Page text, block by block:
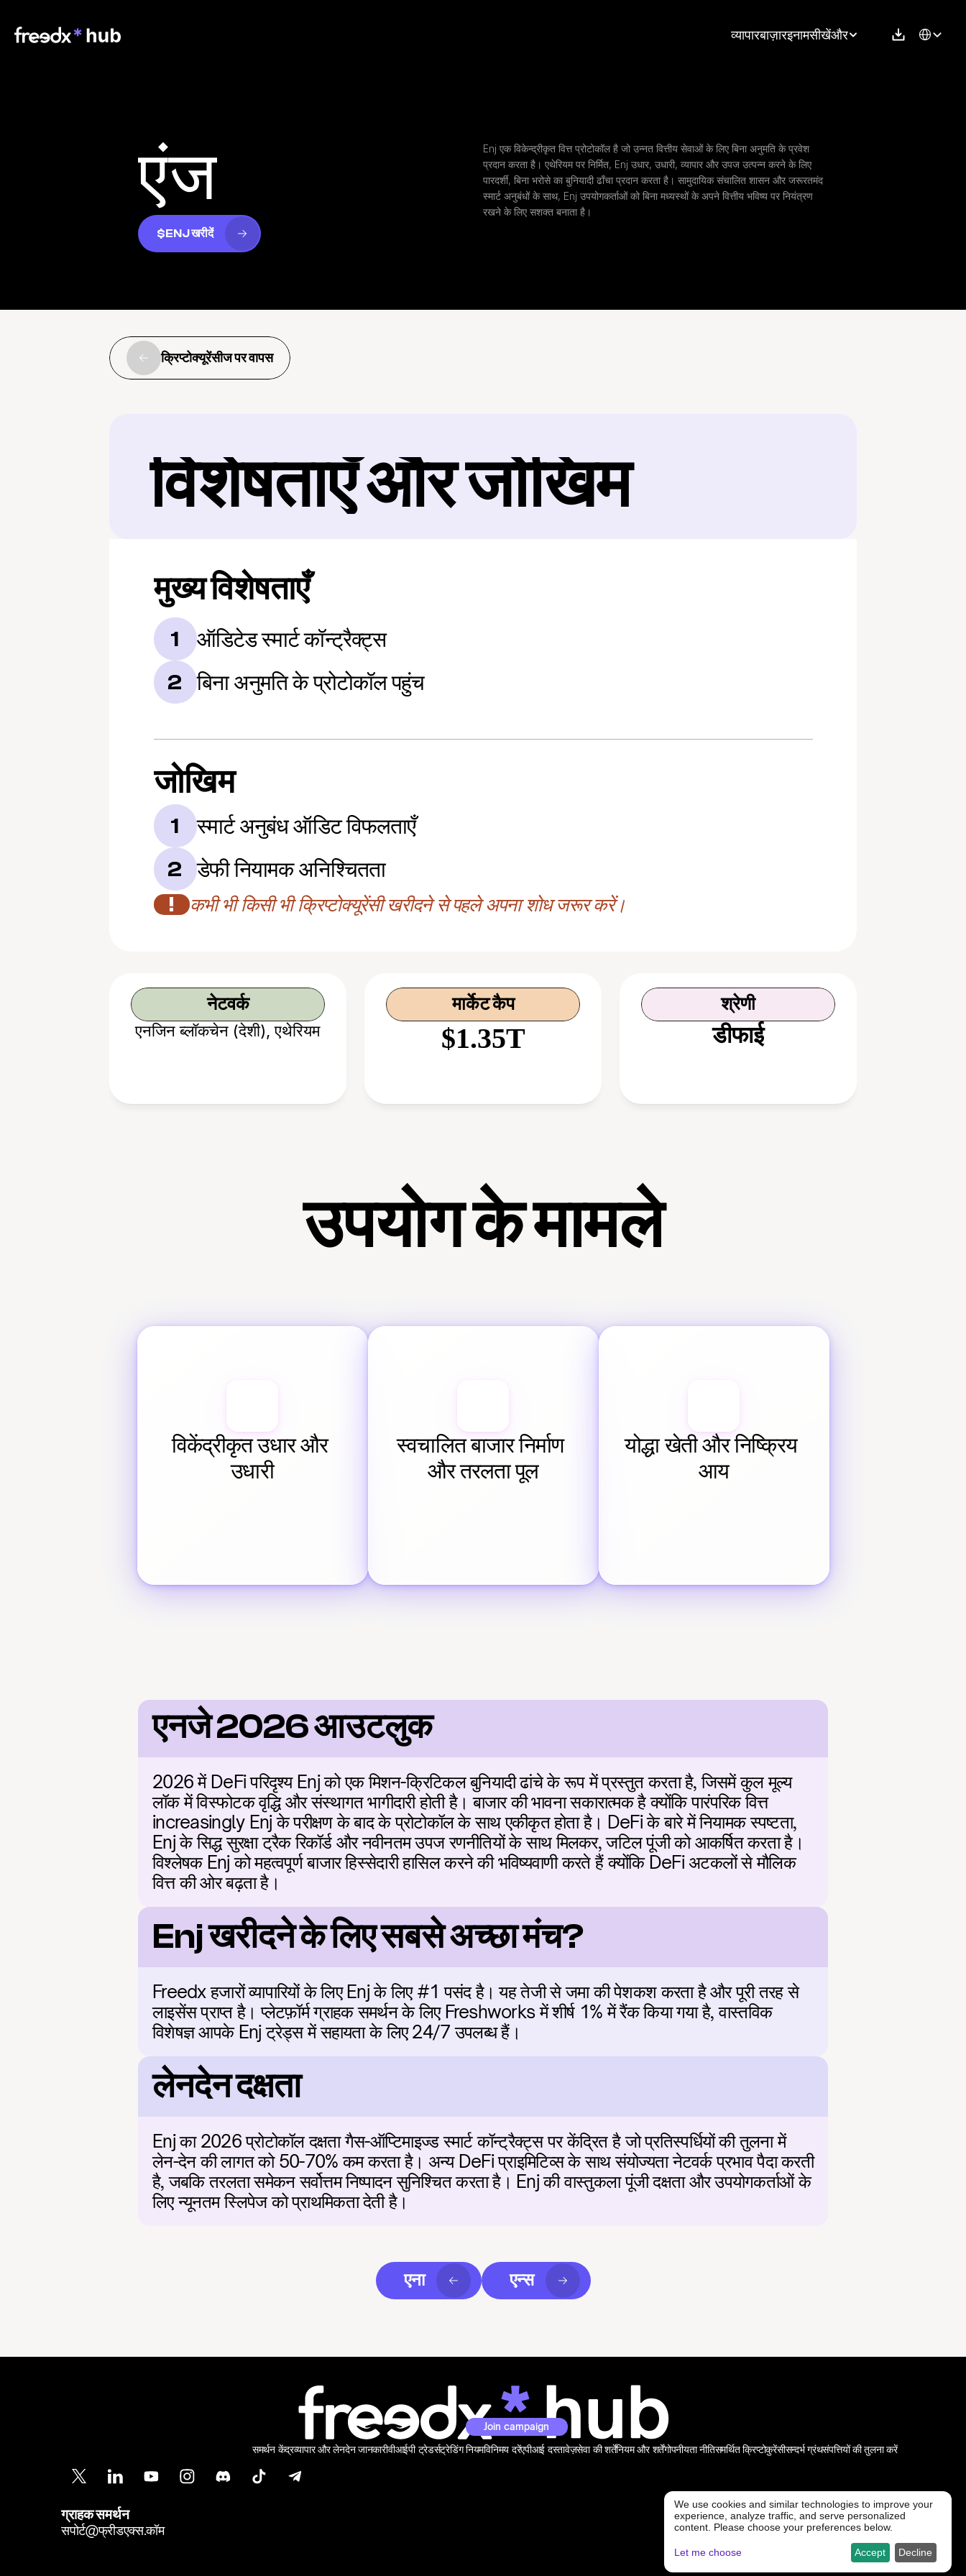
व्यापारबाज़ारइनामसीखेंऔर Select
एंज
$ENJ खरीदें
Enj एक विकेन्द्रीकृत वित्त प्रोटोकॉल है जो उन्नत वित्तीय सेवाओं के लिए बिना अनुमति के प्रवेश
प्रदान करता है। एथेरियम पर निर्मित, Enj उधार, उधारी, व्यापार और उपज उत्पन्न करने के लिए
पारदर्शी, बिना भरोसे का बुनियादी ढाँचा प्रदान करता है। सामुदायिक संचालित शासन और जरूरतमंद
स्मार्ट अनुबंधों के साथ, Enj उपयोगकर्ताओं को बिना मध्यस्थों के अपने वित्तीय भविष्य पर नियंत्रण
रखने के लिए सशक्त बनाता है।
क्रिप्टोक्यूरेंसीज पर वापस
विशेषताएँ और जोखिम
मुख्य विशेषताएँ
1 ऑडिटेड स्मार्ट कॉन्ट्रैक्ट्स
2 बिना अनुमति के प्रोटोकॉल पहुंच
जोखिम
1 स्मार्ट अनुबंध ऑडिट विफलताएँ
2 डेफी नियामक अनिश्चितता
! कभी भी किसी भी क्रिप्टोक्यूरेंसी खरीदने से पहले अपना शोध जरूर करें।
नेटवर्क
एनजिन ब्लॉकचेन (देशी), एथेरियम
मार्केट कैप
$1.35T
श्रेणी
डीफाई
उपयोग के मामले
विकेंद्रीकृत उधार और
उधारी
स्वचालित बाजार निर्माण
और तरलता पूल
योद्धा खेती और निष्क्रिय
आय
एनजे 2026 आउटलुक
2026 में DeFi परिदृश्य Enj को एक मिशन-क्रिटिकल बुनियादी ढांचे के रूप में प्रस्तुत करता है, जिसमें कुल मूल्य
लॉक में विस्फोटक वृद्धि और संस्थागत भागीदारी होती है। बाजार की भावना सकारात्मक है क्योंकि पारंपरिक वित्त
increasingly Enj के परीक्षण के बाद के प्रोटोकॉल के साथ एकीकृत होता है। DeFi के बारे में नियामक स्पष्टता,
Enj के सिद्ध सुरक्षा ट्रैक रिकॉर्ड और नवीनतम उपज रणनीतियों के साथ मिलकर, जटिल पूंजी को आकर्षित करता है।
विश्लेषक Enj को महत्वपूर्ण बाजार हिस्सेदारी हासिल करने की भविष्यवाणी करते हैं क्योंकि DeFi अटकलों से मौलिक
वित्त की ओर बढ़ता है।
Enj खरीदने के लिए सबसे अच्छा मंच?
Freedx हजारों व्यापारियों के लिए Enj के लिए #1 पसंद है। यह तेजी से जमा की पेशकश करता है और पूरी तरह से
लाइसेंस प्राप्त है। प्लेटफ़ॉर्म ग्राहक समर्थन के लिए Freshworks में शीर्ष 1% में रैंक किया गया है, वास्तविक
विशेषज्ञ आपके Enj ट्रेड्स में सहायता के लिए 24/7 उपलब्ध हैं।
लेनदेन दक्षता
Enj का 2026 प्रोटोकॉल दक्षता गैस-ऑप्टिमाइज्ड स्मार्ट कॉन्ट्रैक्ट्स पर केंद्रित है जो प्रतिस्पर्धियों की तुलना में
लेन-देन की लागत को 50-70% कम करता है। अन्य DeFi प्राइमिटिव्स के साथ संयोज्यता नेटवर्क प्रभाव पैदा करती
है, जबकि तरलता समेकन सर्वोत्तम निष्पादन सुनिश्चित करता है। Enj की वास्तुकला पूंजी दक्षता और उपयोगकर्ताओं के
लिए न्यूनतम स्लिपेज को प्राथमिकता देती है।
एना एन्स
Join campaign
समर्थन केंद्रव्यापार और लेनदेन जानकारीवीआईपी ट्रेडर्सट्रेडिंग नियमविनिमय दरेंएपीआई दस्तावेज़सेवा की शर्तेंनियम और शर्तेंगोपनीयता नीतिसमर्थित क्रिप्टोकुरेंसीसन्दर्भ ग्रंथसंपत्तियों की तुलना करें
ग्राहक समर्थन
सपोर्ट@फ्रीडएक्स.कॉम
@ Freedx 2026
We use cookies and similar technologies to improve your
experience, analyze traffic, and serve personalized
content. Please choose your preferences below.
Let me choose Decline
Accept